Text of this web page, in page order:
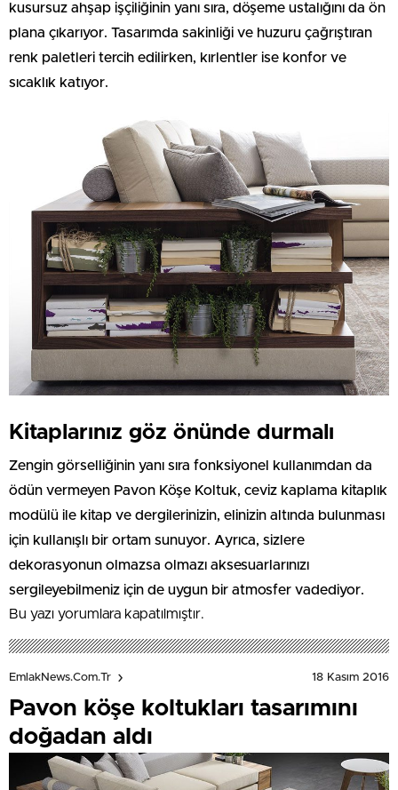
kusursuz ahşap işçiliğinin yanı sıra, döşeme ustalığını da ön
plana çıkarıyor. Tasarımda sakinliği ve huzuru çağrıştıran
renk paletleri tercih edilirken, kırlentler ise konfor ve
sıcaklık katıyor.
Kitaplarınız göz önünde durmalı
Zengin görselliğinin yanı sıra fonksiyonel kullanımdan da
ödün vermeyen Pavon Köşe Koltuk, ceviz kaplama kitaplık
modülü ile kitap ve dergilerinizin, elinizin altında bulunması
için kullanışlı bir ortam sunuyor. Ayrıca, sizlere
dekorasyonun olmazsa olmazı aksesuarlarınızı
sergileyebilmeniz için de uygun bir atmosfer vadediyor.
Bu yazı yorumlara kapatılmıştır.
EmlakNews.com.tr 18 Kasım 2016
Pavon köşe koltukları tasarımını
doğadan aldı